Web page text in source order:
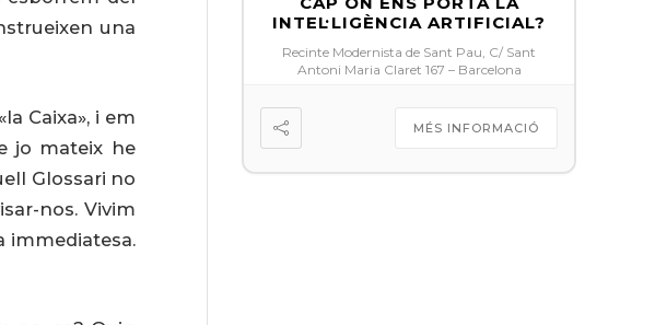
una
Caixa», i em
jo mateix he
Glossari no
nos. Vivim
immediatesa.
INTEL·LIGÈNCIA ARTIFICIAL?
Recinte Modernista de Sant Pau, C/ Sant
Antoni Maria Claret 167 – Barcelona
MÉS INFORMACIÓ